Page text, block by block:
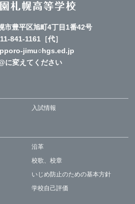
市豊平区旭町4丁目1番42号
841-1161［代］
jimu○hgs.ed.jp
に変えてください
入試情報
沿革
校歌、校章
いじめ防止のための基本方針
学校自己評価